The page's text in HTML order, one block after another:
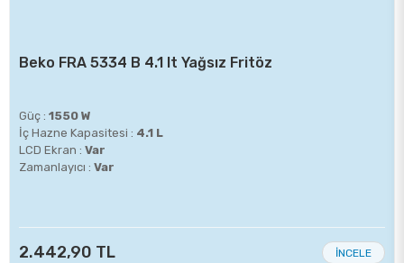
Beko FRA 5334 B 4.1 lt Yağsız Fritöz
Güç : 1550 W
İç Hazne Kapasitesi : 4.1 L
LCD Ekran : Var
Zamanlayıcı : Var
2.442,90 TL İNCELE